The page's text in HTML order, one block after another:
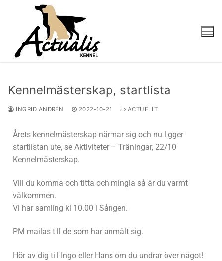
Kennelmästerskap, startlista
INGRID ANDRÉN 2022-10-21 ACTUELLT
Årets kennelmästerskap närmar sig och nu ligger
startlistan ute, se Aktiviteter – Träningar, 22/10
Kennelmästerskap.
Vill du komma och titta och mingla så är du varmt
välkommen.
Vi har samling kl 10.00 i Sången.
PM mailas till de som har anmält sig.
Hör av dig till Ingo eller Hans om du undrar över något!